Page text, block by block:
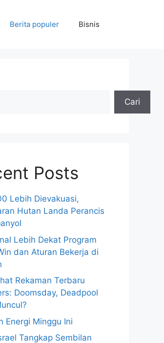
Berita populer Bisnis
Cari
Posts
Lebih Dievakuasi,
Hutan Landa Perancis
Lebih Dekat Program
dan Aturan Bekerja di
Rekaman Terbaru
Doomsday, Deadpool
Energi Minggu Ini
Tangkap Sembilan